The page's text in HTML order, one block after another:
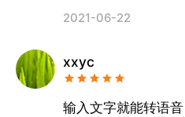
2021-06-22
xxyc
输入文字就能转语